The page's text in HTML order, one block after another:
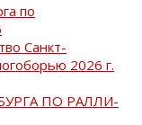
по
Санкт-
2026 г.
ПО РАЛЛИ-